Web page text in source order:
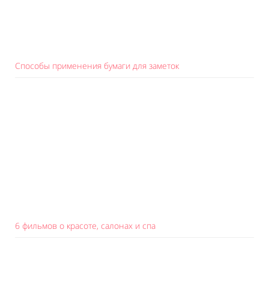
Способы применения бумаги для заметок
6 фильмов о красоте, салонах и спа